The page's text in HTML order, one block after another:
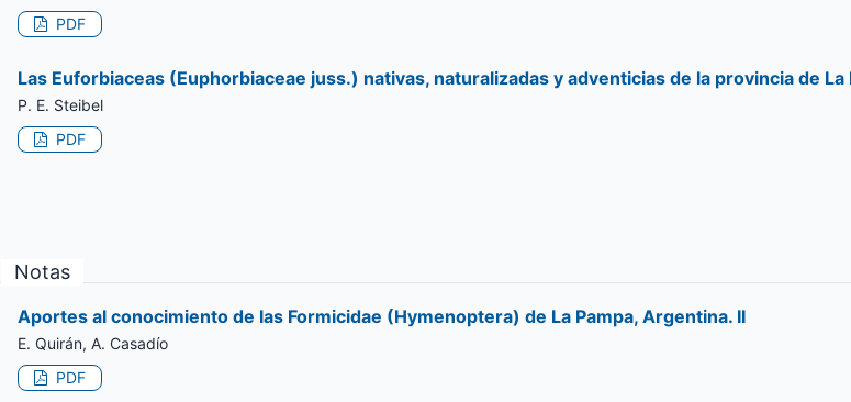
PDF
Las Euforbiaceas (Euphorbiaceae juss.) nativas, naturalizadas y adventicias de la provincia de
P. E. Steibel
PDF
Notas
Aportes al conocimiento de las Formicidae (Hymenoptera) de La Pampa, Argentina. II
E. Quirán, A. Casadío
PDF